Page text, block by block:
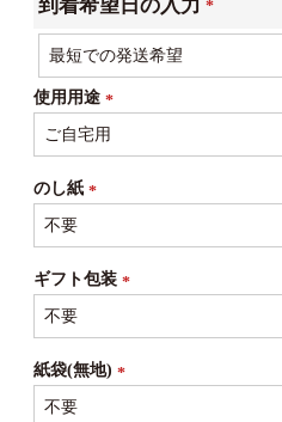
到着希望日の入力
(必
須)
使用用途
(必
須)
のし紙
須)
ギフト包装
須)
紙袋(無地)